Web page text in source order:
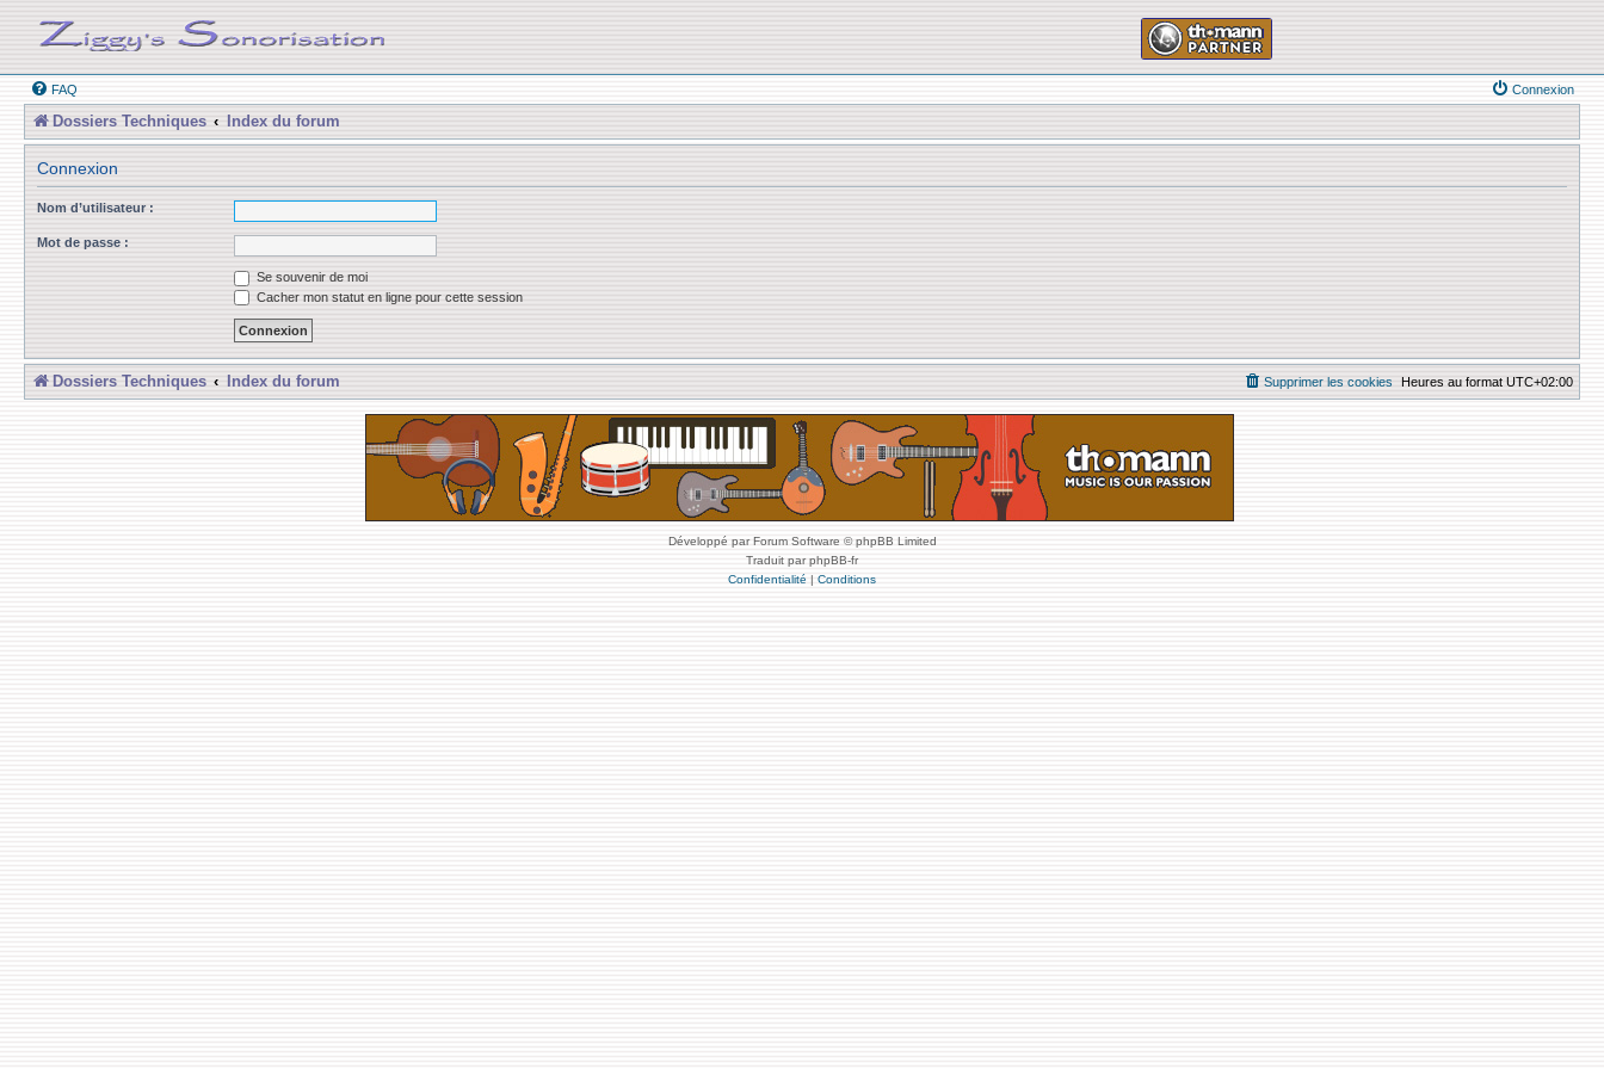
FAQ Connexion
Dossiers Techniques Index du forum
Connexion
Nom d’utilisateur :
Mot de passe :
Se souvenir de moi
Cacher mon statut en ligne pour cette session
Dossiers Techniques Index du forum Heures au format UTC+02:00
Supprimer les cookies
Développé par Forum Software © phpBB Limited
Traduit par phpBB-fr
Confidentialité | Conditions